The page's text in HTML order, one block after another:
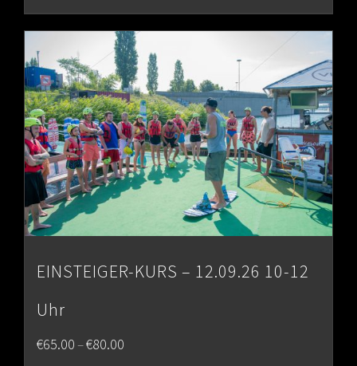
€80.00
EINSTEIGER-KURS – 12.09.26 10-12
Uhr
€65.00–€80.00